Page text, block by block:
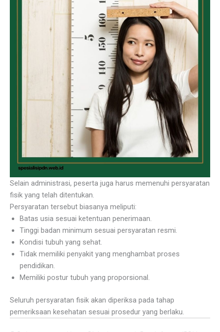
Selain administrasi, peserta juga harus memenuhi persyaratan
fisik yang telah ditentukan.
Persyaratan tersebut biasanya meliputi:
Batas usia sesuai ketentuan penerimaan.
Tinggi badan minimum sesuai persyaratan resmi.
Kondisi tubuh yang sehat.
Tidak memiliki penyakit yang menghambat proses
pendidikan.
Memiliki postur tubuh yang proporsional.
Seluruh persyaratan fisik akan diperiksa pada tahap
pemeriksaan kesehatan sesuai prosedur yang berlaku.